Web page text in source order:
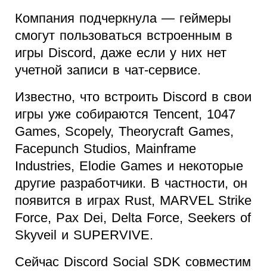
Компания подчеркнула — геймеры
смогут пользоваться встроенным в
игры Discord, даже если у них нет
учетной записи в чат-сервисе.
Известно, что встроить Discord в свои
игры уже собираются Tencent, 1047
Games, Scopely, Theorycraft Games,
Facepunch Studios, Mainframe
Industries, Elodie Games и некоторые
другие разработчики. В частности, он
появится в играх Rust, MARVEL Strike
Force, Pax Dei, Delta Force, Seekers of
Skyveil и SUPERVIVE.
Сейчас Discord Social SDK совместим